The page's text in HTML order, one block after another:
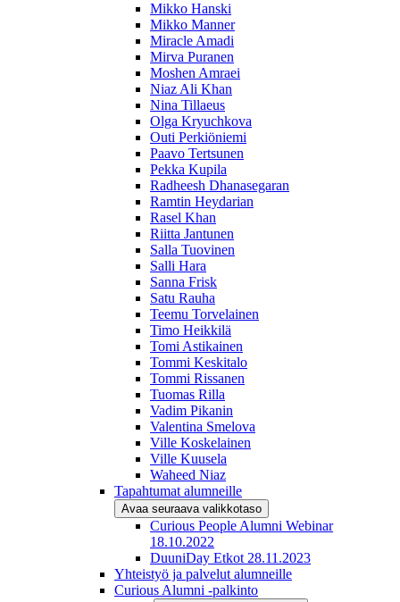
Mikko Hanski
Mikko Manner
Miracle Amadi
Mirva Puranen
Moshen Amraei
Niaz Ali Khan
Nina Tillaeus
Olga Kryuchkova
Outi Perkiöniemi
Paavo Tertsunen
Pekka Kupila
Radheesh Dhanasegaran
Ramtin Heydarian
Rasel Khan
Riitta Jantunen
Salla Tuovinen
Salli Hara
Sanna Frisk
Satu Rauha
Teemu Torvelainen
Timo Heikkilä
Tomi Astikainen
Tommi Keskitalo
Tommi Rissanen
Tuomas Rilla
Vadim Pikanin
Valentina Smelova
Ville Koskelainen
Ville Kuusela
Waheed Niaz
Tapahtumat alumneille
Avaa seuraava valikkotaso
Curious People Alumni Webinar
18.10.2022
DuuniDay Etkot 28.11.2023
Yhteistyö ja palvelut alumneille
Curious Alumni -palkinto